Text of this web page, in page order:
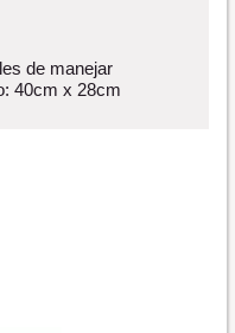
de manejar
40cm x 28cm